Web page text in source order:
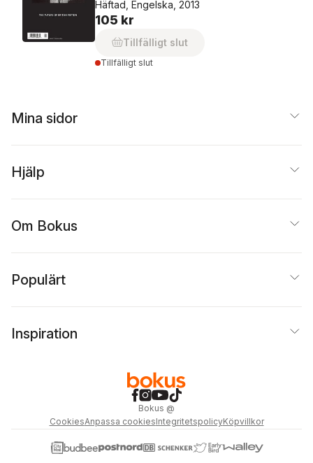
Häftad, Engelska, 2013
105 kr
Tillfälligt slut
Tillfälligt slut
Mina sidor
Hjälp
Om Bokus
Populärt
Inspiration
Bokus @
CookiesAnpassa cookiesIntegritetspolicyKöpvillkor